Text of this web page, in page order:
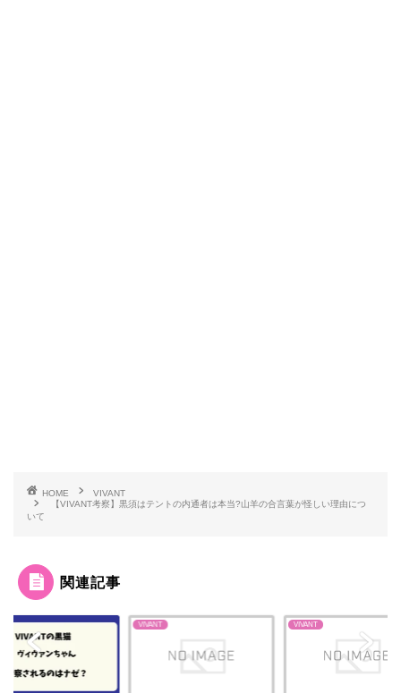
HOME
VIVANT
【VIVANT考察】黒須はテントの内通者は本当?山羊の合言葉が怪しい理由につ
いて
関連記事
VIVANT VIVANT